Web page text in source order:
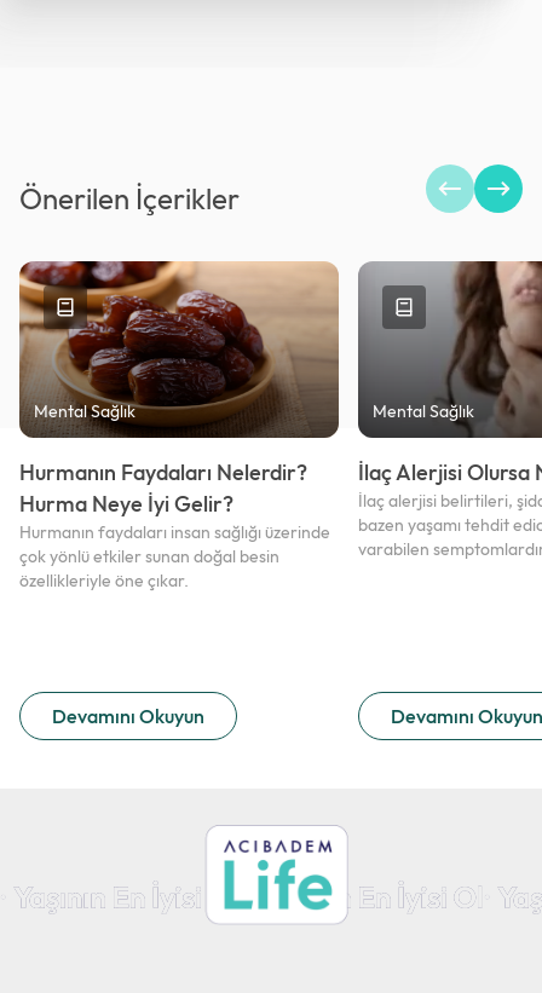
Önerilen İçerikler
Mental Sağlık
Hurmanın Faydaları Nelerdir?
Hurma Neye İyi Gelir?
Devamını Okuyun
Hurmanın faydaları insan sağlığı üzerinde
çok yönlü etkiler sunan doğal besin
özellikleriyle öne çıkar.
Mental Sağlık
İlaç Alerjisi Olursa
Devamını Okuyun
İlaç alerjisi belirtileri,
bazen yaşamı tehdit
varabilen